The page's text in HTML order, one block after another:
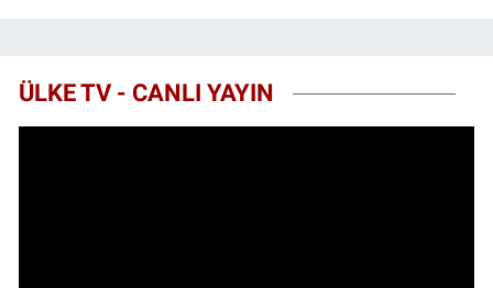
ÜLKE TV - CANLI YAYIN